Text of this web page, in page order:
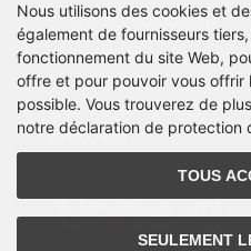
À propos d’OCTO IT
Sitemap
PARTNER
Nous utilisons des cookies et
également de fournisseurs
fonctionnement du site Web,
offre et pour pouvoir vous offrir
possible. Vous trouverez de
notre déclaration de protection
TOUS
SEULEMENT